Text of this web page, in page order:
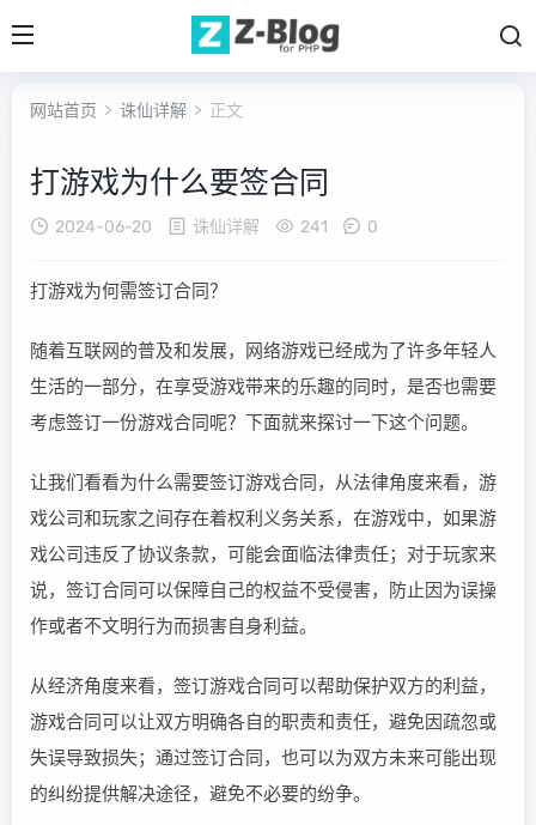
网站首页 > 诛仙详解 > 正文
打游戏为什么要签合同
2024-06-20 诛仙详解 241 0
打游戏为何需签订合同？
随着互联网的普及和发展，网络游戏已经成为了许多年轻人
生活的一部分，在享受游戏带来的乐趣的同时，是否也需要
考虑签订一份游戏合同呢？下面就来探讨一下这个问题。
让我们看看为什么需要签订游戏合同，从法律角度来看，游
戏公司和玩家之间存在着权利义务关系，在游戏中，如果游
戏公司违反了协议条款，可能会面临法律责任；对于玩家来
说，签订合同可以保障自己的权益不受侵害，防止因为误操
作或者不文明行为而损害自身利益。
从经济角度来看，签订游戏合同可以帮助保护双方的利益，
游戏合同可以让双方明确各自的职责和责任，避免因疏忽或
失误导致损失；通过签订合同，也可以为双方未来可能出现
的纠纷提供解决途径，避免不必要的纷争。